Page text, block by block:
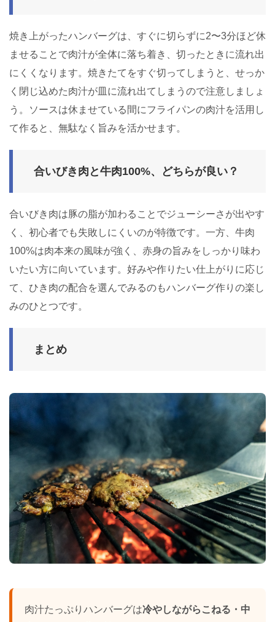
焼き上がったハンバーグは、すぐに切らずに2〜3分ほど休
ませることで肉汁が全体に落ち着き、切ったときに流れ出
にくくなります。焼きたてをすぐ切ってしまうと、せっか
く閉じ込めた肉汁が皿に流れ出てしまうので注意しましょ
う。ソースは休ませている間にフライパンの肉汁を活用し
て作ると、無駄なく旨みを活かせます。
合いびき肉と牛肉100%、どちらが良い？
合いびき肉は豚の脂が加わることでジューシーさが出やす
く、初心者でも失敗しにくいのが特徴です。一方、牛肉
100%は肉本来の風味が強く、赤身の旨みをしっかり味わ
いたい方に向いています。好みや作りたい仕上がりに応じ
て、ひき肉の配合を選んでみるのもハンバーグ作りの楽し
みのひとつです。
まとめ
肉汁たっぷりハンバーグは冷やしながらこねる・中